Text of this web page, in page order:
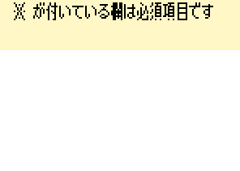
※ が付いている欄は必須項目です